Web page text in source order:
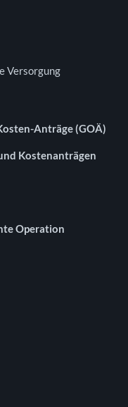
Versorgung
Anträge (GOÄ)
Kostenanträgen
Operation